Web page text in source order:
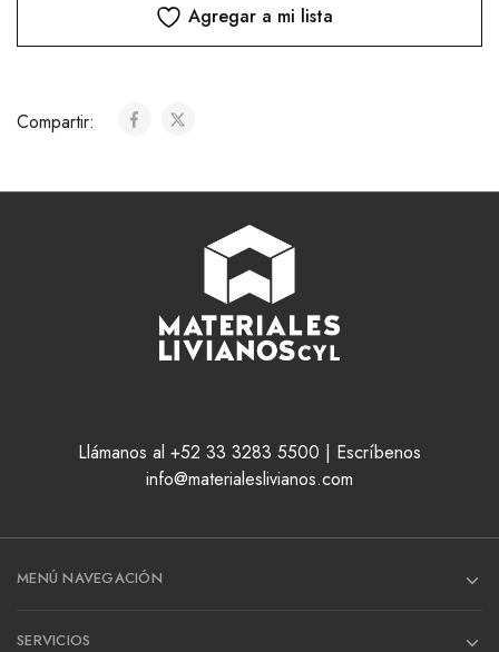
Agregar a mi lista
Compartir:
Llámanos al +52 33 3283 5500 | Escríbenos
info@materialeslivianos.com
MENÚ NAVEGACIÓN
SERVICIOS